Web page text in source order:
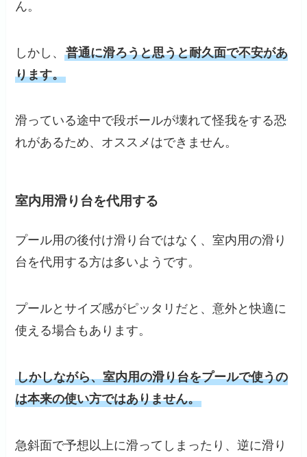
ん。
しかし、普通に滑ろうと思うと耐久面で不安があ
ります。
滑っている途中で段ボールが壊れて怪我をする恐
れがあるため、オススメはできません。
室内用滑り台を代用する
プール用の後付け滑り台ではなく、室内用の滑り
台を代用する方は多いようです。
プールとサイズ感がピッタリだと、意外と快適に
使える場合もあります。
しかしながら、室内用の滑り台をプールで使うの
は本来の使い方ではありません。
急斜面で予想以上に滑ってしまったり、逆に滑り